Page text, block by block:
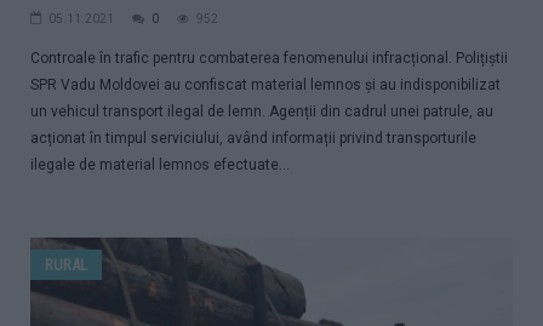
05.11.2021 0 952
Controale în trafic pentru combaterea fenomenului infracțional. Polițiștii
SPR Vadu Moldovei au confiscat material lemnos și au indisponibilizat
un vehicul transport ilegal de lemn. Agenții din cadrul unei patrule, au
acționat în timpul serviciului, având informații privind transporturile
ilegale de material lemnos efectuate...
RURAL